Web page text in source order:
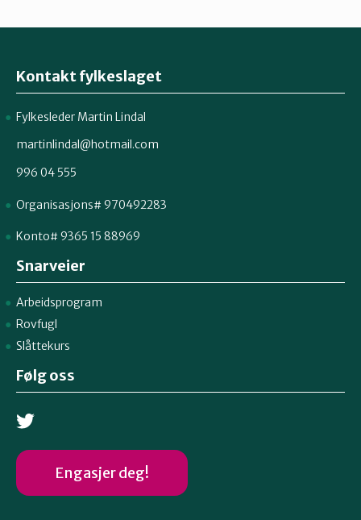
Kontakt fylkeslaget
Fylkesleder Martin Lindal
martinlindal@hotmail.com
996 04 555
Organisasjons# 970492283
Konto# 9365 15 88969
Snarveier
Arbeidsprogram
Rovfugl
Slåttekurs
Følg oss
Engasjer deg!